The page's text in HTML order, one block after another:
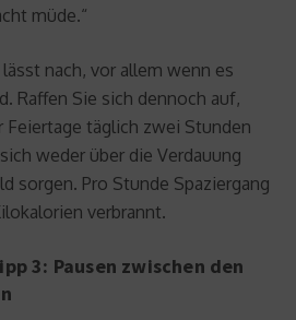
müde.“
nach, vor allem wenn es
Raffen Sie sich dennoch auf,
Feiertage täglich zwei Stunden
weder über die Verdauung
sorgen. Pro Stunde Spaziergang
verbrannt.
3: Pausen zwischen den